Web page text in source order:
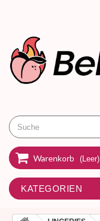
Warenkorb (Leer)
KATEGORIEN